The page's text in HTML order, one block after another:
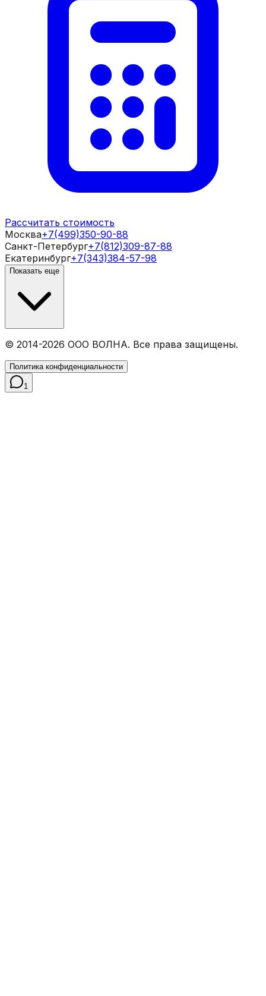
Рассчитать стоимость
Москва+7(499)350-90-88
Санкт-Петербург+7(812)309-87-88
Екатеринбург+7(343)384-57-98
Показать еще
© 2014-2026 ООО ВОЛНА. Все права защищены.
Политика конфиденциальности
1